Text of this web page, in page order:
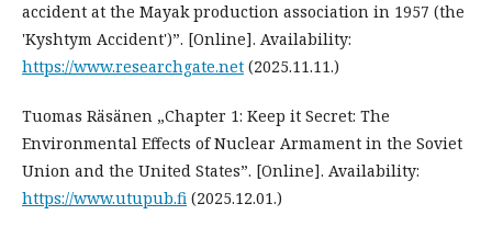
accident at the Mayak production association in 1957 (the
'Kyshtym Accident')”. [Online]. Availability:
https://www.researchgate.net (2025.11.11.)
Tuomas Räsänen „Chapter 1: Keep it Secret: The
Environmental Effects of Nuclear Armament in the Soviet
Union and the United States”. [Online]. Availability:
https://www.utupub.fi (2025.12.01.)